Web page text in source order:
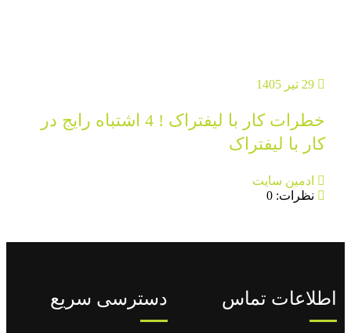
29 تیر 1405
خطرات کار با لیفتراک ! 4 اشتباه رایج در
کار با لیفتراک
ادمین سایت
نظرات: 0
اطلاعات تماس دسترسی سریع